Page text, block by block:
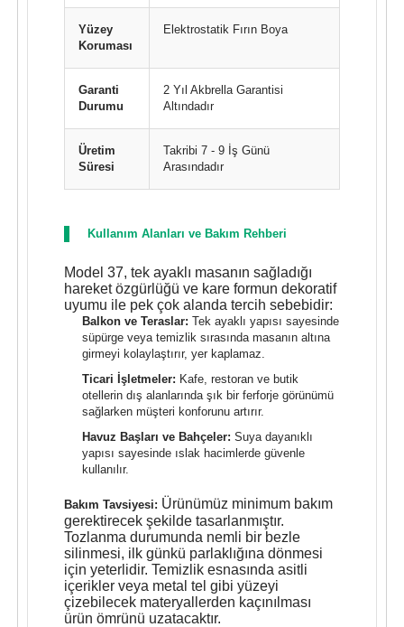
Yüzey
Koruması
Elektrostatik Fırın Boya
Garanti
Durumu
2 Yıl Akbrella Garantisi
Altındadır
Üretim
Süresi
Takribi 7 - 9 İş Günü
Arasındadır
Kullanım Alanları ve Bakım Rehberi
Model 37, tek ayaklı masanın sağladığı
hareket özgürlüğü ve kare formun dekoratif
uyumu ile pek çok alanda tercih sebebidir:
Balkon ve Teraslar: Tek ayaklı yapısı sayesinde
süpürge veya temizlik sırasında masanın altına
girmeyi kolaylaştırır, yer kaplamaz.
Ticari İşletmeler: Kafe, restoran ve butik
otellerin dış alanlarında şık bir ferforje görünümü
sağlarken müşteri konforunu artırır.
Havuz Başları ve Bahçeler: Suya dayanıklı
yapısı sayesinde ıslak hacimlerde güvenle
kullanılır.
Bakım Tavsiyesi: Ürünümüz minimum bakım
gerektirecek şekilde tasarlanmıştır.
Tozlanma durumunda nemli bir bezle
silinmesi, ilk günkü parlaklığına dönmesi
için yeterlidir. Temizlik esnasında asitli
içerikler veya metal tel gibi yüzeyi
çizebilecek materyallerden kaçınılması
ürün ömrünü uzatacaktır.